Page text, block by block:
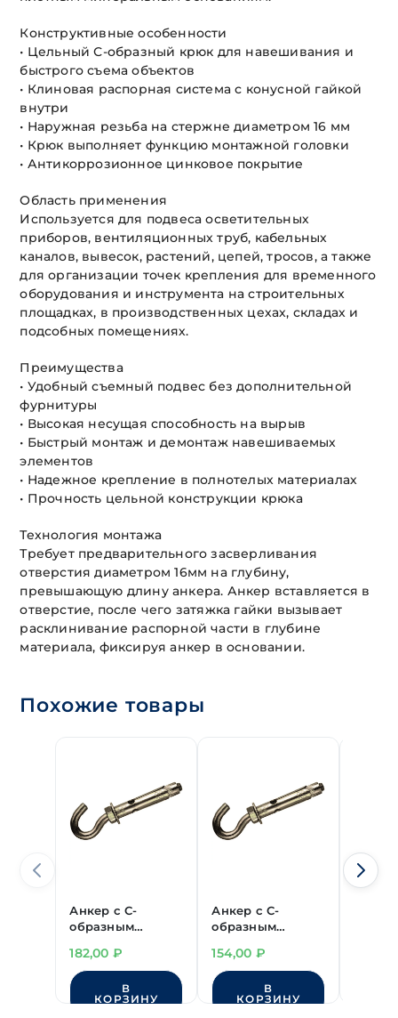
Конструктивные особенности
• Цельный С-образный крюк для навешивания и
быстрого съема объектов
• Клиновая распорная система с конусной гайкой
внутри
• Наружная резьба на стержне диаметром 16 мм
• Крюк выполняет функцию монтажной головки
• Антикоррозионное цинковое покрытие
Область применения
Используется для подвеса осветительных
приборов, вентиляционных труб, кабельных
каналов, вывесок, растений, цепей, тросов, а также
для организации точек крепления для временного
оборудования и инструмента на строительных
площадках, в производственных цехах, складах и
подсобных помещениях.
Преимущества
• Удобный съемный подвес без дополнительной
фурнитуры
• Высокая несущая способность на вырыв
• Быстрый монтаж и демонтаж навешиваемых
элементов
• Надежное крепление в полнотелых материалах
• Прочность цельной конструкции крюка
Технология монтажа
Требует предварительного засверливания
отверстия диаметром 16мм на глубину,
превышающую длину анкера. Анкер вставляется в
отверстие, после чего затяжка гайки вызывает
расклинивание распорной части в глубине
материала, фиксируя анкер в основании.
Похожие товары
Анкер с С-
образным
20х130 мм
182,00 ₽
В
КОРЗИНУ
Анкер с С-
образным
16х130 мм
154,00 ₽
В
КОРЗИНУ